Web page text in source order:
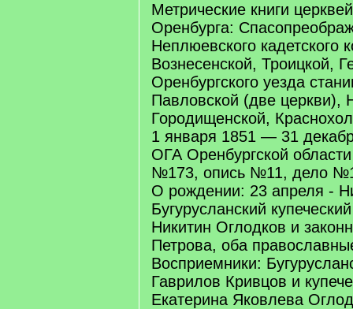
Метрические книги
Оренбурга:
Неплюевского кадетского
Вознесенской, Троицкой,
Оренбургского уезда
Павловской (две церкви),
Городищенской,
1 января 1851 — 31
ОГА Оренбургской
№173, опись №11, дело
О рождении: 23 апреля -
Бугурусланский
Никитин Оглодков и
Петрова, оба
Восприемники:
Гаврилов Кривцов и
Екатерина Яковлева